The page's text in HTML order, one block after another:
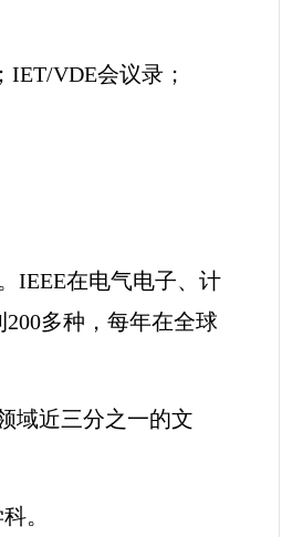
IET/VDE会议录；
IEEE在电气电子、计
200多种，每年在全球
域近三分之一的文
。